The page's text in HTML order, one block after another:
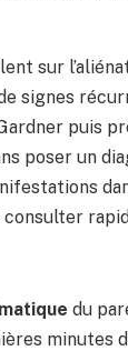
sur
signes
puis
poser un
du
minutes